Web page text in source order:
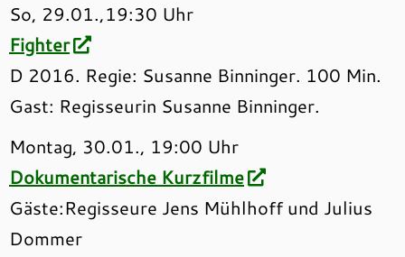
So, 29.01.,19:30 Uhr
Fighter
D 2016. Regie: Susanne Binninger. 100 Min.
Gast: Regisseurin Susanne Binninger.
Montag, 30.01., 19:00 Uhr
Dokumentarische Kurzfilme
Gäste:Regisseure Jens Mühlhoff und Julius
Dommer